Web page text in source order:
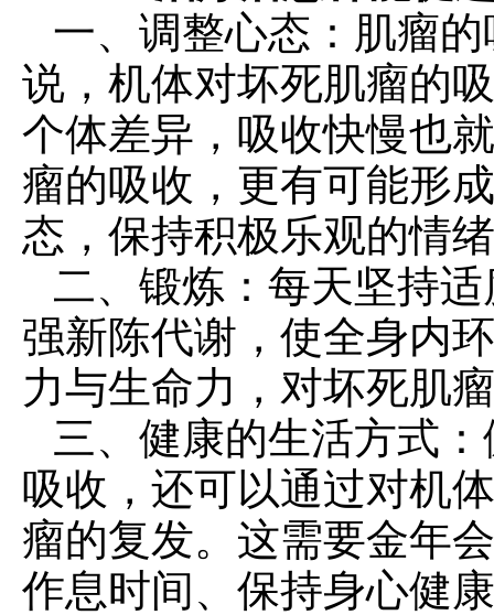
一、调整心态：肌瘤
说，机体对坏死肌瘤的
个体差异，吸收快慢也
瘤的吸收，更有可能形
态，保持积极乐观的情
二、锻炼：每天坚持
强新陈代谢，使全身内
力与生命力，对坏死肌
三、健康的生活方式
吸收，还可以通过对机
瘤的复发。这需要金年
作息时间、保持身心健